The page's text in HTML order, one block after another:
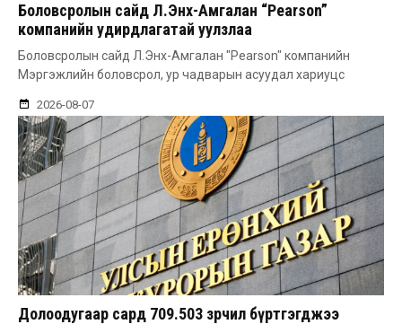
Боловсролын сайд Л.Энх-Амгалан “Pearson”
компанийн удирдлагатай уулзлаа
Боловсролын сайд Л.Энх-Амгалан "Pearson" компанийн
Мэргэжлийн боловсрол, ур чадварын асуудал хариуцс
2026-08-07
Долоодугаар сард 709.503 зөрчил бүртгэгджээ